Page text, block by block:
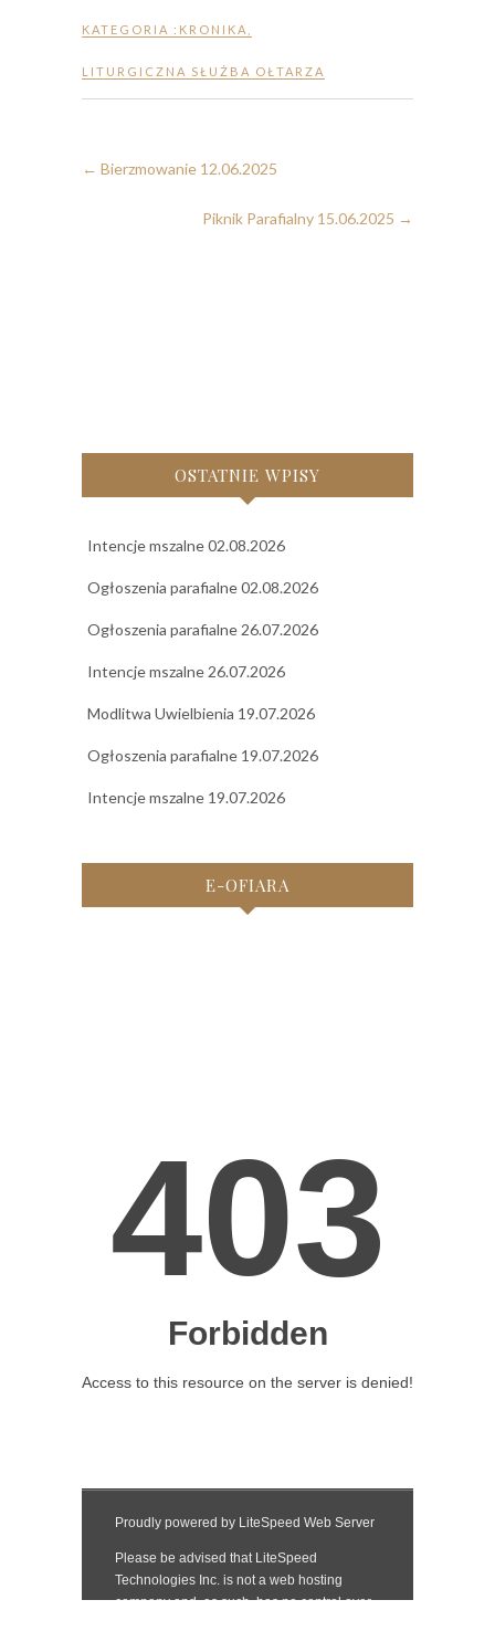
KATEGORIA : KRONIKA
LITURGICZNA SŁUŻBA OŁTARZA
← Bierzmowanie 12.06.2025
Piknik Parafialny 15.06.2025 →
OSTATNIE WPISY
Intencje mszalne 02.08.2026
Ogłoszenia parafialne 02.08.2026
Ogłoszenia parafialne 26.07.2026
Intencje mszalne 26.07.2026
Modlitwa Uwielbienia 19.07.2026
Ogłoszenia parafialne 19.07.2026
Intencje mszalne 19.07.2026
E-OFIARA